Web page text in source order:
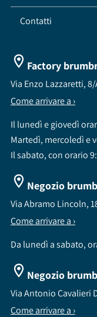
Contatti
Factory
Via Enzo Lazzaretti,
Come arrivare a ›
Il lunedì e giovedì
Martedì, mercoledì e
Il sabato, con orario
Negozio
Via Abramo Lincoln,
Come arrivare a ›
Da lunedì a sabato,
Negozio
Via Antonio Cavalieri
Come arrivare a ›